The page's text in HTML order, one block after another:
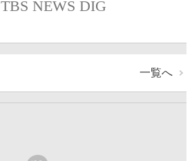
TBS NEWS DIG
一覧へ